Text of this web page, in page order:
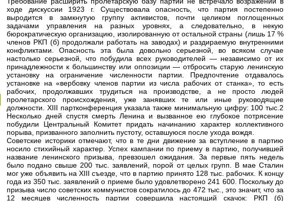
ходе дискуссии 1923 г. Существовала опасность, что партия постепенно
выродится в замкнутую группу активистов, почти целиком поглощенных
задачами управления на разных уровнях, а следовательно, в некую
бюрократическую организацию, изолированную от остальной страны (лишь 17 %
членов РКП (б) продолжали работать на заводах) и раздираемую внутренними
конфликтами. Опасность эта была довольно серьезной, во всяком случае
настолько серьезной, что побудила всех руководителей — независимо от их
принадлежности к большинству или оппозиции — отбросить старую ленинскую
установку на ограничение численности партии. Предпочтение отдавалось
установке на «вербовку членов партии из числа рабочих от станка», то есть
рабочих, продолжавших трудиться на производстве, а не просто людей
пролетарского происхождения, уже занявших те или иные руководящие
должности. XIII партконференция указала также минимальную цифру: 100 тыс.2
Несколько дней спустя смерть Ленина и вызванное ею глубокое потрясение
побудили Центральный Комитет придать начинанию характер коллективного
порыва, призванного заполнить пустоту, оставшуюся после ухода вождя.
Советские историки отмечают, что в те дни движение за вступление в партию
носило стихийный характер. Успех кампании по приему в партию, получившей
название ленинского призыва, превзошел ожидания. За первые пять недель
было подано свыше 200 тыс. заявлений, порой от целых групп. В мае Сталин
мог уже объявить на XIII съезде, что в партию принято 128 тыс. рабочих. К концу
года из 350 тыс. заявлений о приеме было удовлетворено 241 600. Поскольку до
призыва число советских коммунистов сократилось до 472 тыс., это значит, что за
12 месяцев численность партии совершила настоящий скачок: РКП (б)